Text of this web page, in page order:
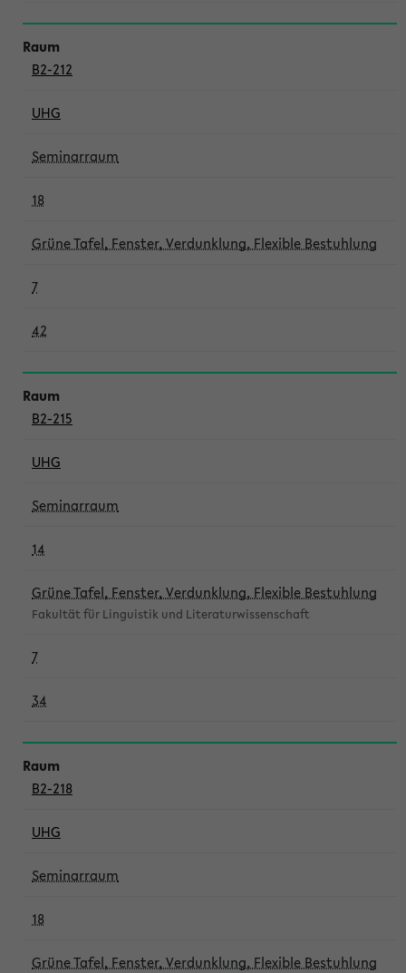
B2-212
UHG
Seminarraum
18
Grüne Tafel, Fenster, Verdunklung, Flexible Bestuhlung
7
42
B2-215
UHG
Seminarraum
14
Grüne Tafel, Fenster, Verdunklung, Flexible Bestuhlung
Fakultät für Linguistik und Literaturwissenschaft
7
34
B2-218
UHG
Seminarraum
18
Grüne Tafel, Fenster, Verdunklung, Flexible Bestuhlung